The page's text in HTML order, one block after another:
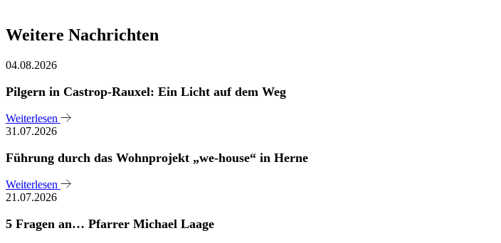
Weitere Nachrichten
04.08.2026
Pilgern in Castrop-Rauxel: Ein Licht auf dem Weg
Weiterlesen
31.07.2026
Führung durch das Wohnprojekt „we-house“ in Herne
Weiterlesen
21.07.2026
5 Fragen an… Pfarrer Michael Laage